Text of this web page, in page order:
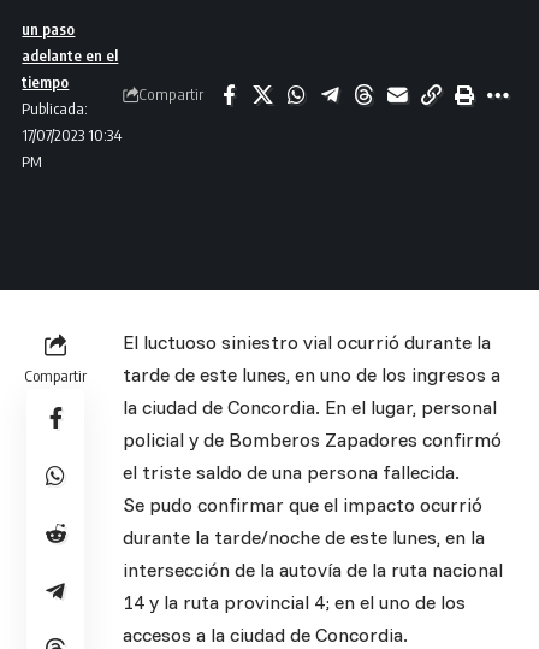
Publicada:
17/07/2023 10:34
PM
un paso
adelante en el
tiempo
Compartir
Compartir
El luctuoso siniestro vial ocurrió durante la
tarde de este lunes, en uno de los ingresos a
la ciudad de Concordia. En el lugar, personal
policial y de Bomberos Zapadores confirmó
el triste saldo de una persona fallecida.
Se pudo confirmar que el impacto ocurrió
durante la tarde/noche de este lunes, en la
intersección de la autovía de la ruta nacional
14 y la ruta provincial 4; en el uno de los
accesos a la ciudad de Concordia.